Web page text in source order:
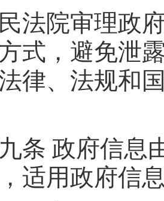
院审理政府
式，避免泄
律、法规和
政府信息由
适用政府信